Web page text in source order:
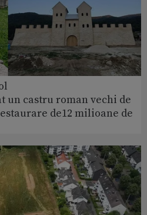
un castru roman vechi de
de12 milioane de